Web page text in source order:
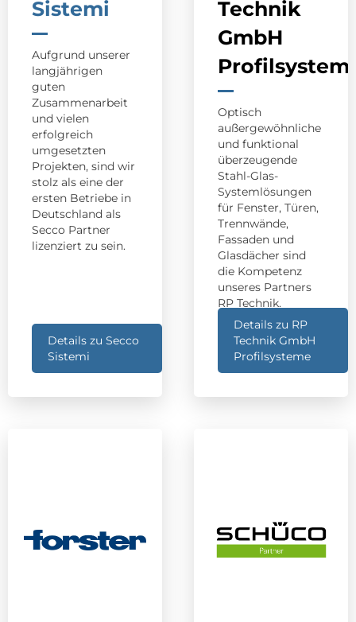
Sistemi
Aufgrund unserer
langjährigen
guten
Zusammenarbeit
und vielen
erfolgreich
umgesetzten
Projekten, sind wir
stolz als eine der
ersten Betriebe in
Deutschland als
Secco Partner
lizenziert zu sein.
Details zu Secco
Sistemi
Technik
GmbH
Optisch
außergewöhnliche
und funktional
überzeugende
Stahl-Glas-
Systemlösungen
für Fenster, Türen,
Trennwände,
Fassaden und
Glasdächer sind
die Kompetenz
unseres Partners
RP Technik.
Details zu RP
Technik GmbH
Profilsysteme